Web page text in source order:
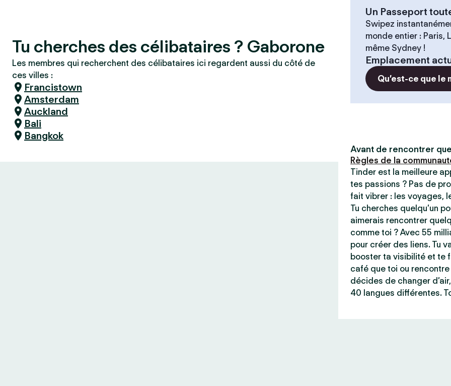
Tu cherches des célibataires ? Gaborone
Les membres qui recherchent des célibataires ici regardent aussi du côté de
ces villes :
Francistown
Amsterdam
Auckland
Bali
Bangkok
Un Passeport
Swipez
monde entier : Paris,
même Sydney !
Emplacement
Qu’est-ce que le
Avant de rencontrer
Règles de la
Tinder est la meilleure
tes passions ? Pas de
fait vibrer : les voyages,
Tu cherches quelqu’un
aimerais rencontrer
comme toi ? Avec 55
pour créer des liens. Tu
booster ta visibilité et te
café que toi ou
décides de changer
40 langues différentes.